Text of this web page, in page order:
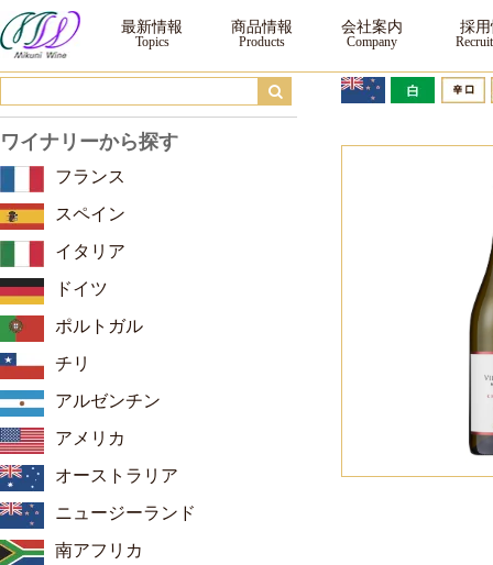
ヴィラ・マリア プライベート・ビン イースト・コースト シャルドネ ｜ ワイン
最新情報 商品情報 会社案内 採
ワイナリーから探す
フランス
スペイン
イタリア
ドイツ
ポルトガル
チリ
アルゼンチン
アメリカ
オーストラリア
ニュージーランド
南アフリカ